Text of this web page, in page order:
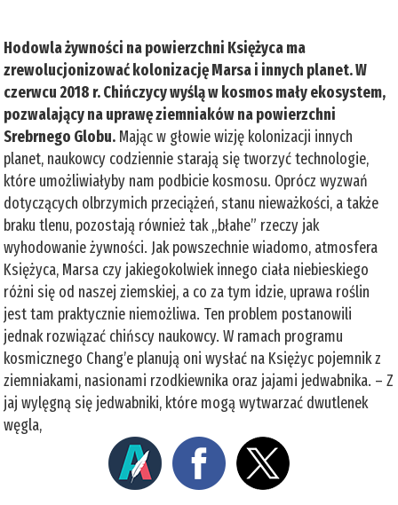
Hodowla żywności na powierzchni Księżyca ma
zrewolucjonizować kolonizację Marsa i innych planet. W
czerwcu 2018 r. Chińczycy wyślą w kosmos mały ekosystem,
pozwalający na uprawę ziemniaków na powierzchni
Srebrnego Globu. Mając w głowie wizję kolonizacji innych
planet, naukowcy codziennie starają się tworzyć technologie,
które umożliwiałyby nam podbicie kosmosu. Oprócz wyzwań
dotyczących olbrzymich przeciążeń, stanu nieważkości, a także
braku tlenu, pozostają również tak „błahe” rzeczy jak
wyhodowanie żywności. Jak powszechnie wiadomo, atmosfera
Księżyca, Marsa czy jakiegokolwiek innego ciała niebieskiego
różni się od naszej ziemskiej, a co za tym idzie, uprawa roślin
jest tam praktycznie niemożliwa. Ten problem postanowili
jednak rozwiązać chińscy naukowcy. W ramach programu
kosmicznego Chang’e planują oni wysłać na Księżyc pojemnik z
ziemniakami, nasionami rzodkiewnika oraz jajami jedwabnika. – Z
jaj wylęgną się jedwabniki, które mogą wytwarzać dwutlenek
węgla,